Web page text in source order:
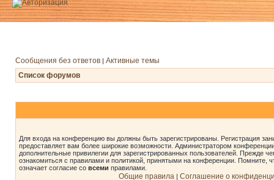
Сообщения без ответов | Активные темы
Список форумов
Для входа на конференцию вы должны быть зарегистрированы. Регистрация
предоставляет вам более широкие возможности. Администратором
дополнительные привилегии для зарегистрированных пользователей. Прежде
ознакомиться с правилами и политикой, принятыми на конференции. Помните,
означает согласие со всеми правилами.
Общие правила | Соглашение о